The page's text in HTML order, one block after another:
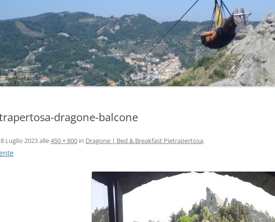
dragone-balcone
8 Luglio 2023alle450 × 800 in Dragone | Bed & Breakfast Pietrapertosa.